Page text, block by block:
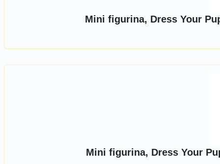
Mini figurina, Dress Your
Mini figurina, Dress Your